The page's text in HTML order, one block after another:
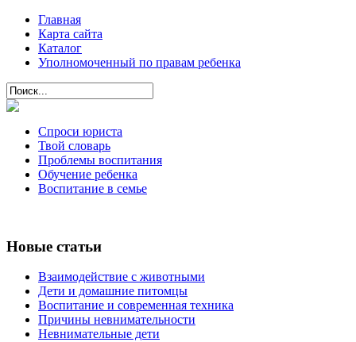
Главная
Карта сайта
Каталог
Уполномоченный по правам ребенка
Спроси юриста
Твой словарь
Проблемы воспитания
Обучение ребенка
Воспитание в семье
Новые статьи
Взаимодействие с животными
Дети и домашние питомцы
Воспитание и современная техника
Причины невнимательности
Невнимательные дети